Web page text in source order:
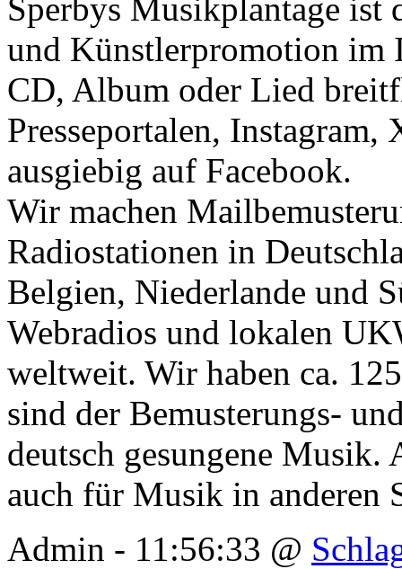
Sperbys Musikplantage ist
und Künstlerpromotion im
CD, Album oder Lied
Presseportalen,
ausgiebig auf Facebook.
Wir machen
Radiostationen in
Belgien, Niederlande und
Webradios und lokalen
weltweit. Wir haben ca.
sind der Bemusterungs-
deutsch gesungene
auch für Musik in anderen
Admin - 11:56:33 @